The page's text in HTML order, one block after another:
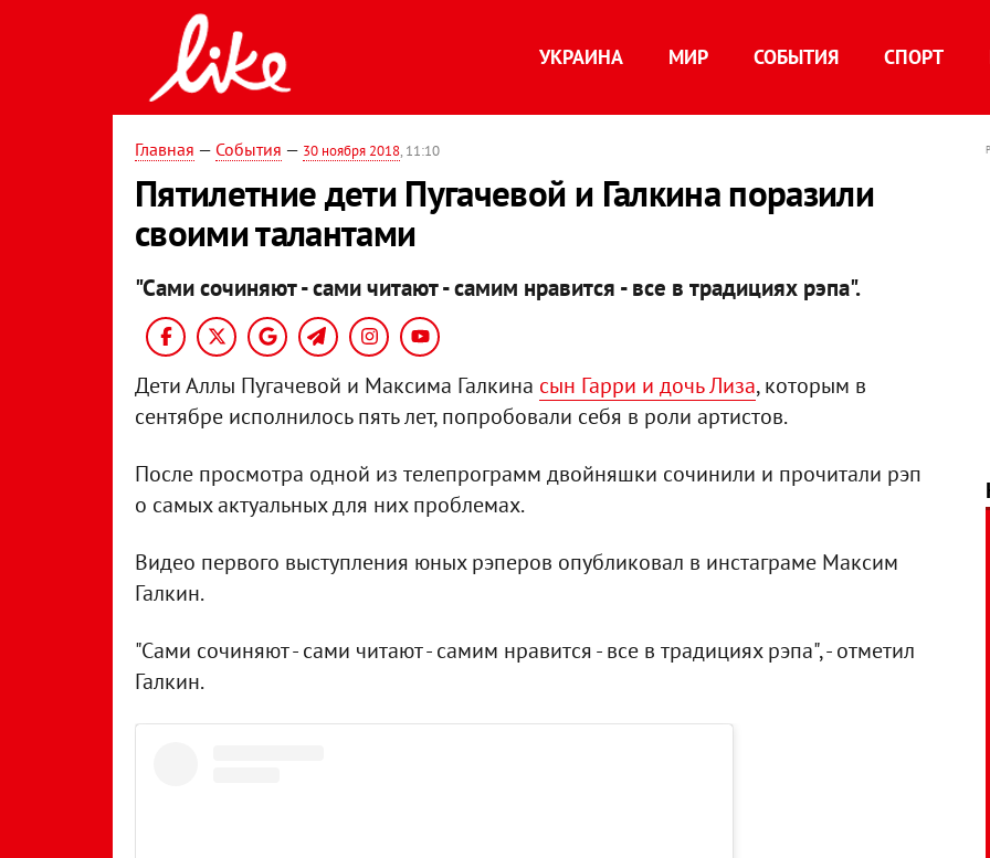
УКРАИНА МИР СОБЫТИЯ СПОРТ
Главная — События — 30 ноября 2018, 11:10
Пятилетние дети Пугачевой и Галкина поразили
своими талантами
"Сами сочиняют - сами читают - самим нравится - все в традициях рэпа".
Дети Аллы Пугачевой и Максима Галкина сын Гарри и дочь Лиза, которым в
сентябре исполнилось пять лет, попробовали себя в роли артистов.
После просмотра одной из телепрограмм двойняшки сочинили и прочитали рэп
о самых актуальных для них проблемах.
Видео первого выступления юных рэперов опубликовал в инстаграме Максим
Галкин.
"Сами сочиняют - сами читают - самим нравится - все в традициях рэпа", - отметил
Галкин.